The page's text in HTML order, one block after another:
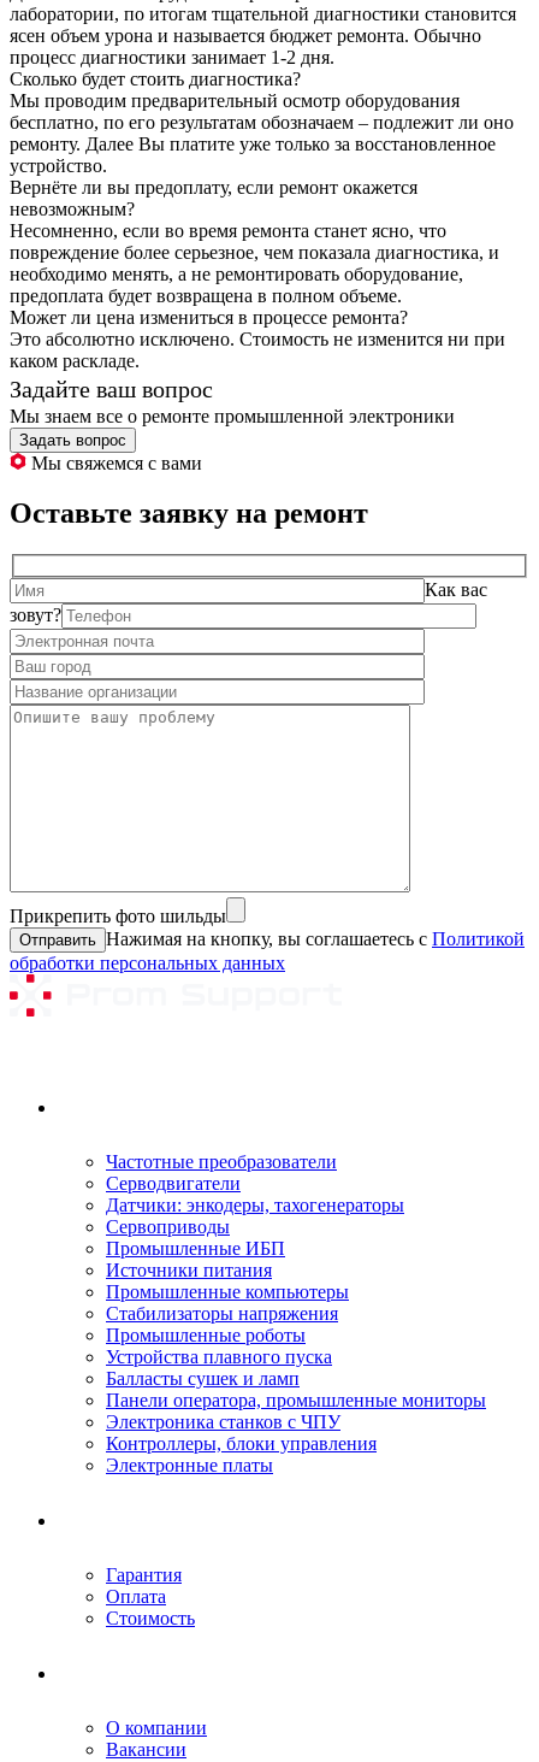
лаборатории, по итогам тщательной диагностики становится
ясен объем урона и называется бюджет ремонта. Обычно
процесс диагностики занимает 1-2 дня.
Сколько будет стоить диагностика?
Мы проводим предварительный осмотр оборудования
бесплатно, по его результатам обозначаем – подлежит ли оно
ремонту. Далее Вы платите уже только за восстановленное
устройство.
Вернёте ли вы предоплату, если ремонт окажется
невозможным?
Несомненно, если во время ремонта станет ясно, что
повреждение более серьезное, чем показала диагностика, и
необходимо менять, а не ремонтировать оборудование,
предоплата будет возвращена в полном объеме.
Может ли цена измениться в процессе ремонта?
Это абсолютно исключено. Стоимость не изменится ни при
каком раскладе.
Задайте ваш вопрос
Мы знаем все о ремонте промышленной электроники
Задать вопрос
Мы свяжемся с вами
Оставьте заявку на ремонт
Как вас
зовут?
Прикрепить фото шильды
Нажимая на кнопку, вы соглашаетесь с Политикой
обработки персональных данных
Частотные преобразователи
Серводвигатели
Датчики: энкодеры, тахогенераторы
Сервоприводы
Промышленные ИБП
Источники питания
Промышленные компьютеры
Стабилизаторы напряжения
Промышленные роботы
Устройства плавного пуска
Балласты сушек и ламп
Панели оператора, промышленные мониторы
Электроника станков с ЧПУ
Контроллеры, блоки управления
Электронные платы
Гарантия
Оплата
Стоимость
О компании
Вакансии